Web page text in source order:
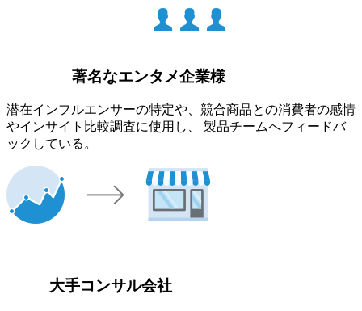
著名なエンタメ企業様
潜在インフルエンサーの特定や、競合商品との消費者の感情
やインサイト比較調査に使用し、 製品チームへフィードバ
ックしている。
大手コンサル会社